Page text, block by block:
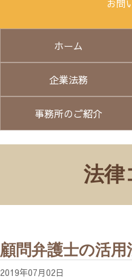
お問
ホーム
企業法務
事務所のご紹介
法律
顧問弁護士の活
2019年07月02日